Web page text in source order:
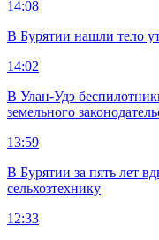
14:08
В Бурятии нашли тело
14:02
В Улан-Удэ
земельного
13:59
В Бурятии за пять лет
сельхозтехнику
12:33